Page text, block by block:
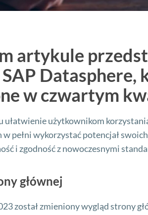
artykule
SAP Datasphere,
wczwartym
ułatwienie użytkownikom
w pełni wykorzystać potencjał
i zgodność z nowoczesnymi
głównej
został zmieniony wygląd strony